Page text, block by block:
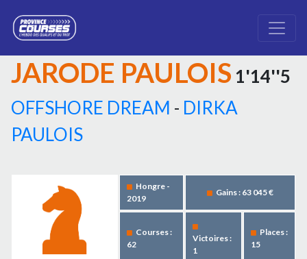
JARODE PAULOIS 1'14''5
OFFSHORE DREAM - DIRKA
PAULOIS
Hongre -
2019
Gains : 63 045 €
Courses :
62
Victoires :
1
Places :
15